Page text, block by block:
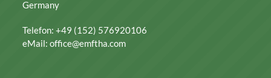
Germany
Telefon: +49 (152) 576920106
eMail: office@emftha.com